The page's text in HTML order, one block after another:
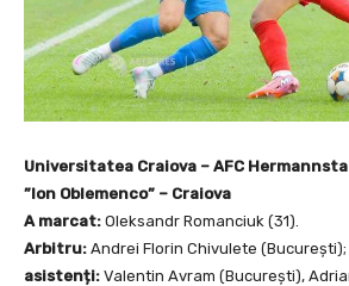
Universitatea Craiova – AFC
”Ion Oblemenco” – Craiova
A marcat: Oleksandr Romanciuk (31).
Arbitru: Andrei Florin Chivulete (București);
asistenți: Valentin Avram (București),